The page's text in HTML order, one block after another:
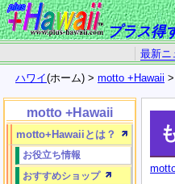
プラス得
最新ニ
ハワイ(ホーム) > motto +Hawaii >
motto +Hawaii
motto+Hawaiiとは？
お役立ち情報
おすすめショップ